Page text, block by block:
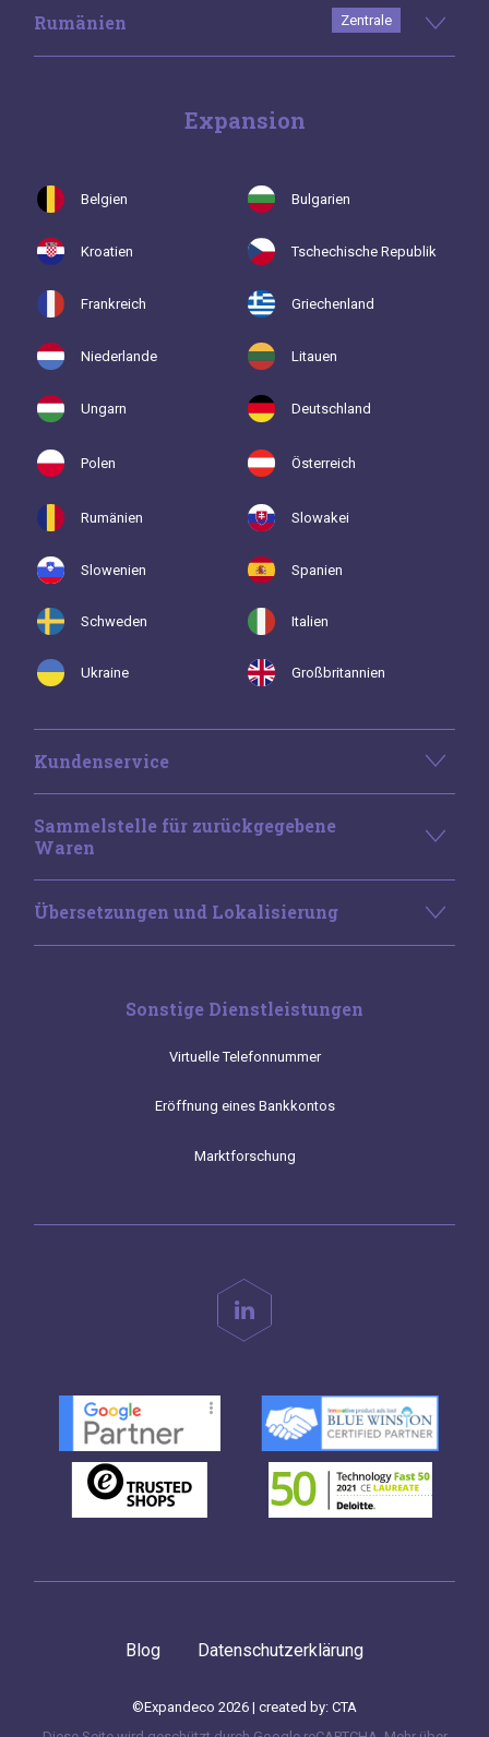
Rumänien Zentrale
Expansion
Belgien Bulgarien
Kroatien Tschechische Republik
Frankreich Griechenland
Niederlande Litauen
Ungarn Deutschland
Polen Österreich
Rumänien Slowakei
Slowenien Spanien
Schweden Italien
Ukraine Großbritannien
Kundenservice
Sammelstelle für zurückgegebene
Waren
Übersetzungen und Lokalisierung
Sonstige Dienstleistungen
Virtuelle Telefonnummer
Eröffnung eines Bankkontos
Marktforschung
Blog Datenschutzerklärung
©Expandeco 2026 | created by: CTA